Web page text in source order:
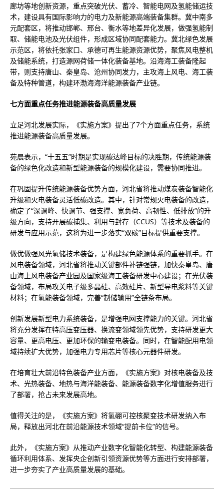
廊坊等地创新资源，重点突破光伏、蓄冷、智能电网及氢能储运技
术，建设具有国际影响力的电力及新能源高端装备集群。冀中南多
元配套区，将推动邯郸、邢台、衡水等地差异化发展，做强氢能制
取、储能电池及光伏组件，形成区域协同配套能力。冀北绿色发展
示范区，将依托张家口、承德可再生能源资源优势，聚焦风电整机
及储能系统，打造源网荷储一体化装备基地。沿海海工装备隆起
带，则支持唐山、秦皇岛、沧州协同发力，主攻海上风电、海工装
备及特种管道，构建环渤海海洋能源装备产业链。
七方面重点任务推进能源装备高质量发展
立足河北发展实际，《实施方案》提出了7个方面重点任务，系统
推进能源装备高质量发展。
苑晨表示，“十五五”时期是实现碳达峰目标的决胜期，传统能源装
备的绿色化改造和新型能源装备的规模化建设，需要协同推进。
在巩固提升传统能源装备优势方面，河北省将推动煤炭装备智能化
升级和火电装备灵活低碳改造。其中，针对常规火电装备的改造，
确定了“深调峰、快调节、强支撑、宽负荷、高韧性、低排放”的升
级方向，支持开展碳捕集、利用与封存（CCUS）等技术及装备的
研发与应用示范，这将为进一步落实“双碳”目标提供重要支撑。
做优做强风光氢储技术装备，是构建绿色能源体系的重要抓手。在
风电装备领域，河北省将推动关键部件补链强链，加快秦皇岛、唐
山海上风电装备产业园及国家级海工装备研发中心建设；在光伏装
备领域，布局攻关电子级多晶硅、高效硅片、新型导电浆料等关键
材料；在氢能装备领域，完善“制储输用”全链条布局。
创新发展新型电力系统装备，是增强电网支撑能力的关键。河北省
将充分发挥在特高压变压器、换流变领域领先优势，支持研发更大
容量、更高电压、更加环保的输变电装备。同时，在智能配用电领
域持续扩大优势，加强电力专用芯片等核心元器件研发。
在培育壮大前沿特色装备产业方面，《实施方案》对核电装备及技
术、光热装备、地热与海洋能装备、能源装备数字化增值服务进行
了部署，抢占未来发展高地。
值得关注的是，《实施方案》将氢硼可控核聚变技术研发纳入布
局，释放出河北在前沿能源技术领域“提前卡位”的信号。
此外，《实施方案》从推动产业数字化智能化转型、构建能源装备
循环利用体系、发挥央企创新引领资源优势等方面进行安排部署，
进一步夯实了产业高质量发展的基础。